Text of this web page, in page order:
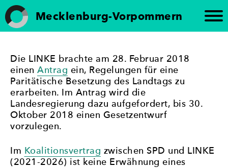
Weiter
zum
Inhalt
Förderung der politischen Gleichberechtigung von
Frauen in Brandenburg ein. Die Initiative
unterstützt die Beteiligung von Frauen an
politischen Prozessen und setzt sich für eine
paritätische Vertretung in politischen Gremien ein
– mit dem Ziel, Geschlechtergerechtigkeit und eine
stärkere Frauenbeteiligung in der Politik zu
Mecklenburg-Vorpommern
Die LINKE brachte am 28. Februar 2018
einen Antrag ein, Regelungen für eine
Paritätische Besetzung des Landtags zu
erarbeiten. Im Antrag wird die
Landesregierung dazu aufgefordert, bis 30.
Oktober 2018 einen Gesetzentwurf
vorzulegen.
Im Koalitionsvertrag zwischen SPD und LINKE
(2021-2026) ist keine Erwähnung eines